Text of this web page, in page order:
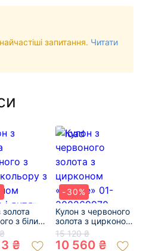
запитання. Читати
золота
з білим
з
«Мама і
₴
-30%
Кулон з червоного
золота з цирконом
«Серце» 01-
200269970
15 120 ₴
10 560 ₴